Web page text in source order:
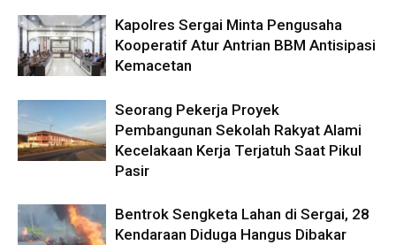
Kapolres Sergai Minta Pengusaha
Kooperatif Atur Antrian BBM Antisipasi
Kemacetan
Seorang Pekerja Proyek
Pembangunan Sekolah Rakyat Alami
Kecelakaan Kerja Terjatuh Saat Pikul
Pasir
Bentrok Sengketa Lahan di Sergai, 28
Kendaraan Diduga Hangus Dibakar